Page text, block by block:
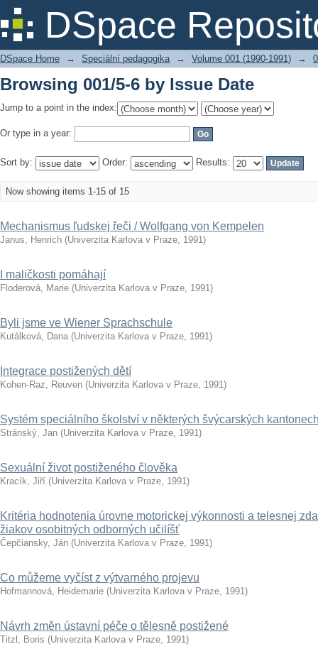
DSpace
Browsing 001/5-6 by Issue Date
DSpace Home → Speciální pedagogika → Volume 001 (1990-1991) →
Browsing 001/5-6 by Issue Date
Jump to a point in the index:
Or type in a year:
Sort by: Order: Results:
Now showing items 1-15 of 15
Mechanismus ľudskej řeči / Wolfgang von Kempelen
Janus, Henrich (Univerzita Karlova v Praze, 1991)
I maličkosti pomáhají
Floderová, Marie (Univerzita Karlova v Praze, 1991)
Byli jsme ve Wiener Sprachschule
Kutálková, Dana (Univerzita Karlova v Praze, 1991)
Integrace postižených dětí
Kohen-Raz, Reuven (Univerzita Karlova v Praze, 1991)
Systém speciálního školství v některých švýcarských
Stránský, Jan (Univerzita Karlova v Praze, 1991)
Sexuální život postiženého člověka
Kracík, Jiří (Univerzita Karlova v Praze, 1991)
Kritéria hodnotenia úrovne motorickej výkonnosti a telesnej
žiakov osobitných odborných učilíšť
Čepčiansky, Ján (Univerzita Karlova v Praze, 1991)
Co můžeme vyčíst z výtvarného projevu
Hofmannová, Heidemarie (Univerzita Karlova v Praze, 1991)
Návrh změn ústavní péče o tělesně postižené
Titzl, Boris (Univerzita Karlova v Praze, 1991)